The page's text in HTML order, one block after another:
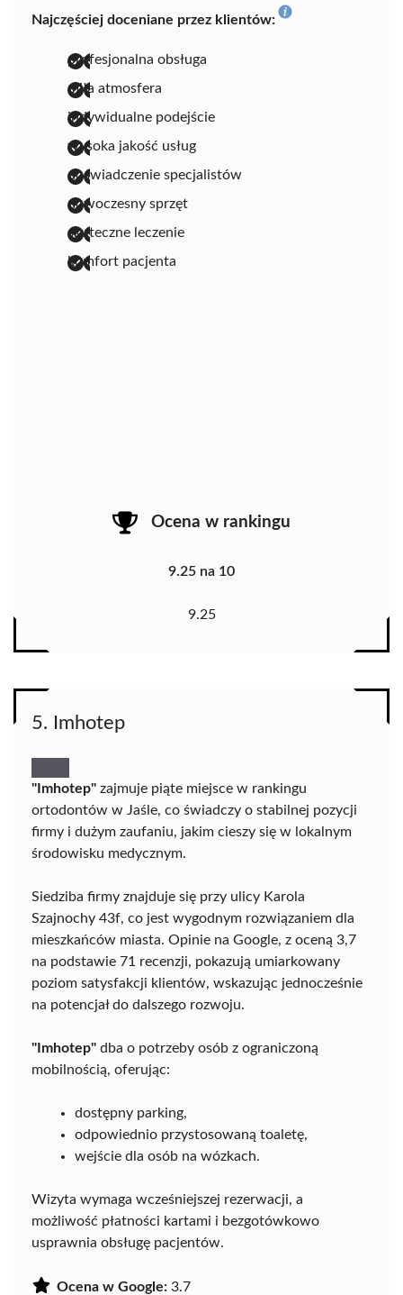
Najczęściej doceniane przez klientów:
profesjonalna obsługa
miła atmosfera
indywidualne podejście
wysoka jakość usług
doświadczenie specjalistów
nowoczesny sprzęt
skuteczne leczenie
komfort pacjenta
Ocena w rankingu
9.25 na 10
9.25
5. Imhotep
"Imhotep" zajmuje piąte miejsce w rankingu
ortodontów w Jaśle, co świadczy o stabilnej pozycji
firmy i dużym zaufaniu, jakim cieszy się w lokalnym
środowisku medycznym.
Siedziba firmy znajduje się przy ulicy Karola
Szajnochy 43f, co jest wygodnym rozwiązaniem dla
mieszkańców miasta. Opinie na Google, z oceną 3,7
na podstawie 71 recenzji, pokazują umiarkowany
poziom satysfakcji klientów, wskazując jednocześnie
na potencjał do dalszego rozwoju.
"Imhotep" dba o potrzeby osób z ograniczoną
mobilnością, oferując:
dostępny parking,
odpowiednio przystosowaną toaletę,
wejście dla osób na wózkach.
Wizyta wymaga wcześniejszej rezerwacji, a
możliwość płatności kartami i bezgotówkowo
usprawnia obsługę pacjentów.
Ocena w Google: 3.7